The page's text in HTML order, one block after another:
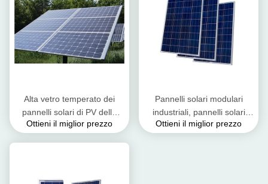
Alta vetro temperato dei
pannelli solari di PV della
foschia del sale alta
Ottieni il miglior prezzo
Pannelli solari modulari
industriali, pannelli solari
policristallini impermeabili
Ottieni il miglior prezzo